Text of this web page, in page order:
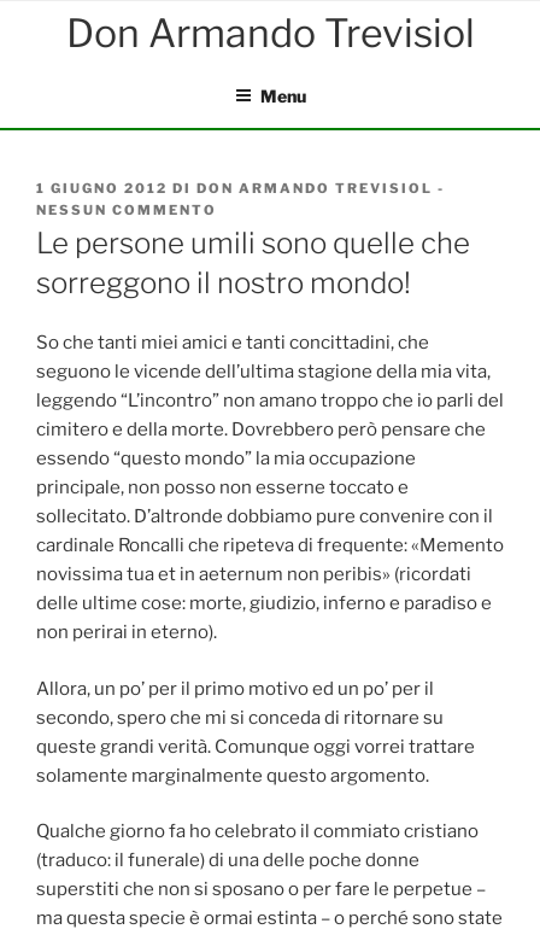
Menu
PUBBLICATO
IL
1 GIUGNO 2012 DI DON ARMANDO TREVISIOL -
NESSUN COMMENTO
LE
PERSONE
UMILI
SONO
CHE
SORREGGONO
IL
NOSTRO
MONDO!
Le persone umili sono quelle che
sorreggono il nostro mondo!
So che tanti miei amici e tanti concittadini, che
seguono le vicende dell’ultima stagione della mia vita,
leggendo “L’incontro” non amano troppo che io parli del
cimitero e della morte. Dovrebbero però pensare che
essendo “questo mondo” la mia occupazione
principale, non posso non esserne toccato e
sollecitato. D’altronde dobbiamo pure convenire con il
cardinale Roncalli che ripeteva di frequente: «Memento
novissima tua et in aeternum non peribis» (ricordati
delle ultime cose: morte, giudizio, inferno e paradiso e
non perirai in eterno).
Allora, un po’ per il primo motivo ed un po’ per il
secondo, spero che mi si conceda di ritornare su
queste grandi verità. Comunque oggi vorrei trattare
solamente marginalmente questo argomento.
Qualche giorno fa ho celebrato il commiato cristiano
(traduco: il funerale) di una delle poche donne
superstiti che non si sposano o per fare le perpetue –
ma questa specie è ormai estinta – o perché sono state